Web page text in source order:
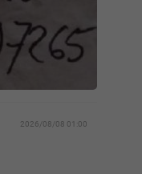
2026/08/08 01:00